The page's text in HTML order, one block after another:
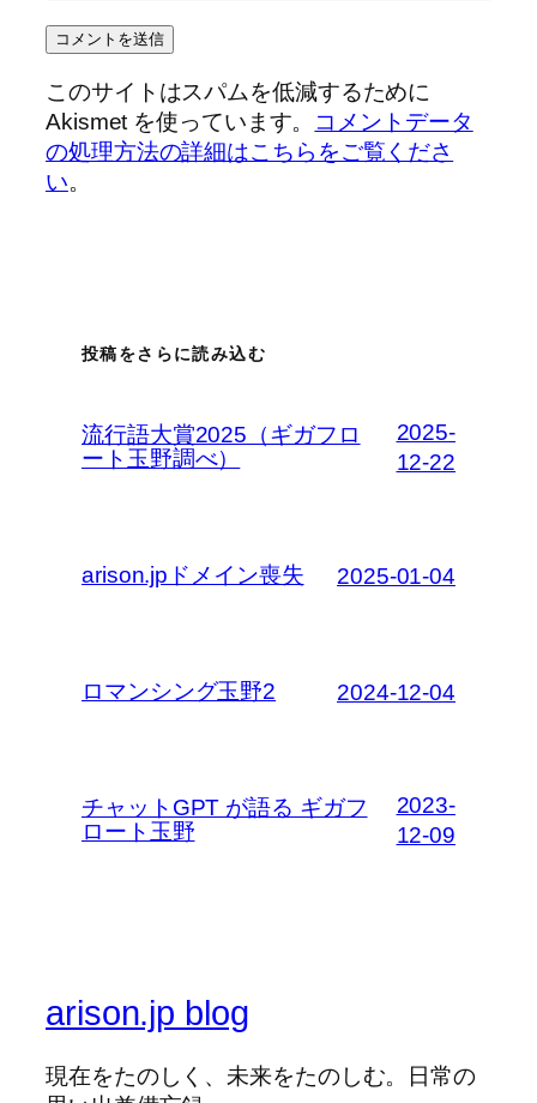
このサイトはスパムを低減するために
Akismet を使っています。
コメントデータ
の処理方法の詳細はこちらをご覧くださ
い。
投稿をさらに読み込む
流行語大賞2025（ギガフロ
ート玉野調べ）
2025-
12-22
arison.jpドメイン喪失 2025-01-04
ロマンシング玉野2 2024-12-04
チャットGPT が語る ギガフ
ロート玉野
2023-
12-09
arison.jp blog
現在をたのしく、未来をたのしむ。日常の